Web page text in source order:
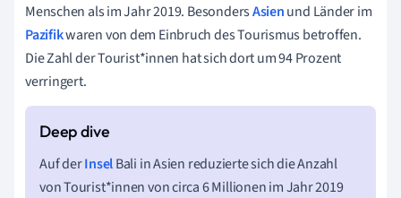
Menschen als im Jahr 2019. BesondersAsienund Länder im
Pazifikwaren von dem Einbruch des Tourismus betroffen.
Die Zahl der Tourist*innen hat sich dort um 94 Prozent
verringert.
Auf derInselBali in Asien reduzierte sich die Anzahl
von Tourist*innen von circa 6 Millionen im Jahr 2019